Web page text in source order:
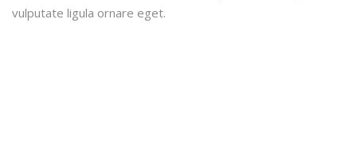
vulputate ligula ornare eget.